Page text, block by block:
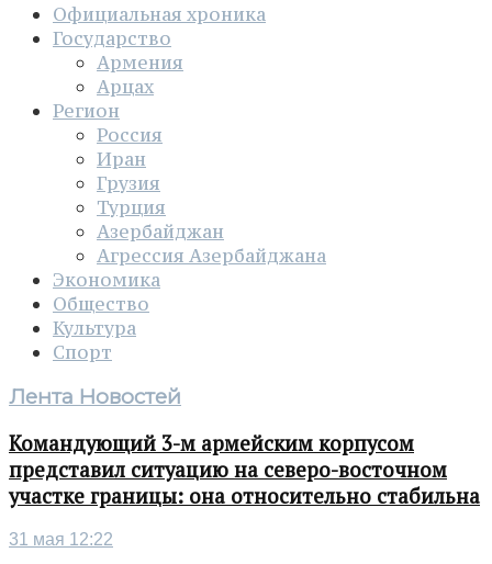
Официальная хроника
Государство
Армения
Арцах
Регион
Россия
Иран
Грузия
Турция
Азербайджан
Агрессия Азербайджана
Экономика
Общество
Культура
Спорт
Лента Новостей
Командующий 3-м армейским корпусом
представил ситуацию на северо-восточном
участке границы: она относительно стабильна
31 мая 12:22